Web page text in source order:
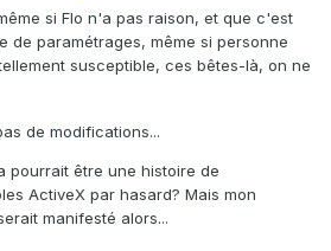
si Flo n'a pas raison, et que c'est
de paramétrages, même si personne
susceptible, ces bêtes-là, on ne
de modifications...
pourrait être une histoire de
ActiveX par hasard? Mais mon
manifesté alors...